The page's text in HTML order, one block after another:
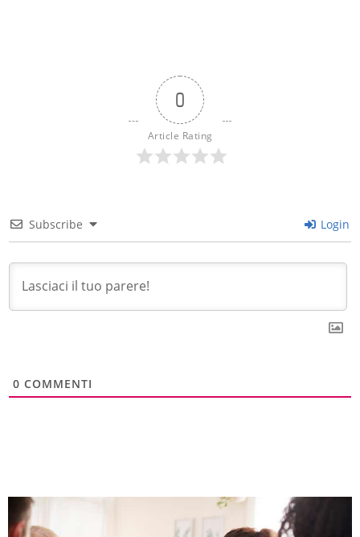
0
Article Rating
Subscribe Login
0 COMMENTI